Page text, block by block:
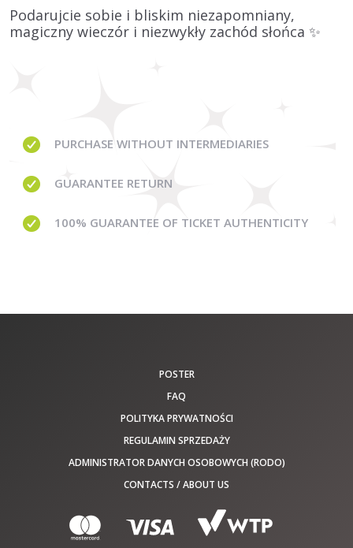
Podarujcie sobie i bliskim niezapomniany,
magiczny wieczór i niezwykły zachód słońca ✨
PURCHASE WITHOUT INTERMEDIARIES
GUARANTEE RETURN
100% GUARANTEE OF TICKET AUTHENTICITY
POSTER
FAQ
POLITYKA PRYWATNOŚCI
REGULAMIN SPRZEDAŻY
ADMINISTRATOR DANYCH OSOBOWYCH (RODO)
CONTACTS / ABOUT US